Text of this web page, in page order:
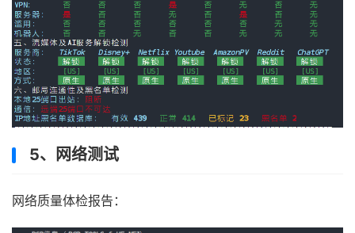
5、网络测试
网络质量体检报告：